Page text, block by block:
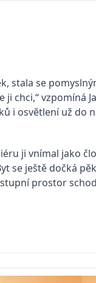
stala se
chci,“ vzpomíná
i osvětlení už do
ji vnímal jako
se ještě dočká
prostor